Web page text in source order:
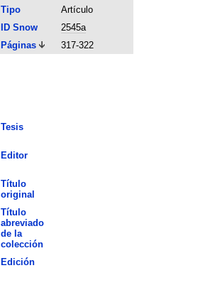
Tipo
Artículo
ID Snow
2545a
Páginas
317-322
Tesis
Editor
Título
original
Título
abreviado
de la
colección
Edición